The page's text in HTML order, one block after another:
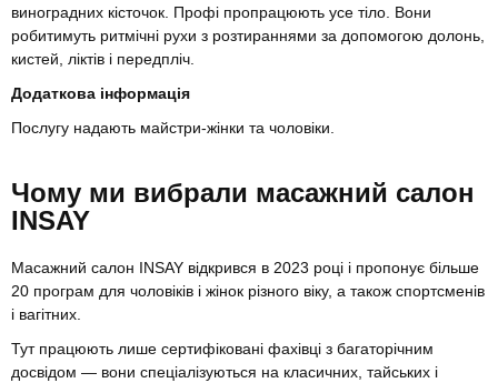
виноградних кісточок. Профі пропрацюють усе тіло. Вони
робитимуть ритмічні рухи з розтираннями за допомогою долонь,
кистей, ліктів і передпліч.
Додаткова інформація
Послугу надають майстри-жінки та чоловіки.
Чому ми вибрали масажний салон
INSAY
Масажний салон INSAY відкрився в 2023 році і пропонує більше
20 програм для чоловіків і жінок різного віку, а також спортсменів
і вагітних.
Тут працюють лише сертифіковані фахівці з багаторічним
досвідом — вони спеціалізуються на класичних, тайських і